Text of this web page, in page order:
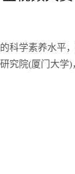
科学素养水平
究院(厦门大学)